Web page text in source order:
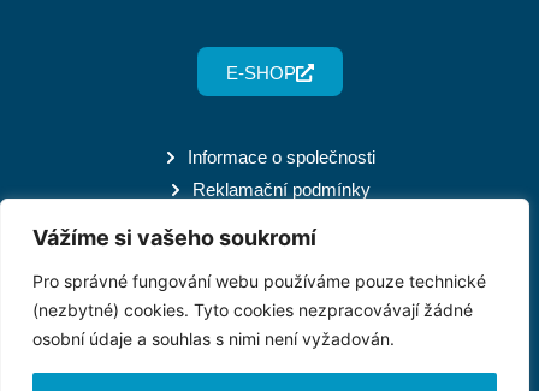
Vážíme si vašeho soukromí
Pro správné fungování webu používáme pouze technické
(nezbytné) cookies. Tyto cookies nezpracovávají žádné
osobní údaje a souhlas s nimi není vyžadován.
E-SHOP
Informace o společnosti
Reklamační podmínky